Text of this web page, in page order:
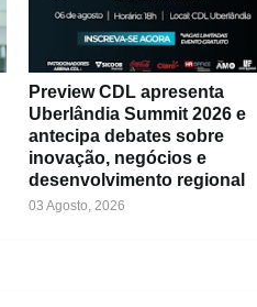
Preview CDL apresenta
Uberlândia Summit 2026 e
antecipa debates sobre
inovação, negócios e
desenvolvimento regional
03 Agosto, 2026